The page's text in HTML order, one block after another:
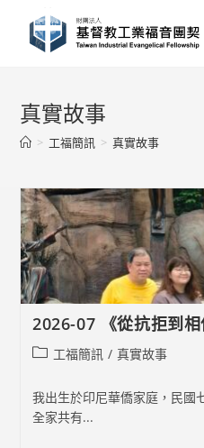
content
真實故事
> 工福簡訊 > 真實故事
2026-07 《從抗拒到
Post工福簡訊 / 真實故事
我出生於印尼華僑家庭，民國
全家共有...